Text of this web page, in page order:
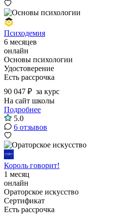
Психодемия
6 месяцев
онлайн
Основы психологии
Удостоверение
Есть рассрочка
90 047 ₽ за курс
На сайт школы
Подробнее
5.0
6 отзывов
Король говорит!
1 месяц
онлайн
Ораторское искусство
Сертификат
Есть рассрочка